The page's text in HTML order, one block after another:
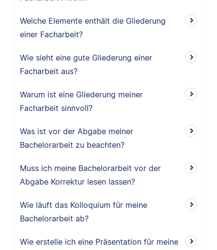
Welche Elemente enthält die Gliederung
einer Facharbeit?
Wie sieht eine gute Gliederung einer
Facharbeit aus?
Warum ist eine Gliederung meiner
Facharbeit sinnvoll?
Was ist vor der Abgabe meiner
Bachelorarbeit zu beachten?
Muss ich meine Bachelorarbeit vor der
Abgabe Korrektur lesen lassen?
Wie läuft das Kolloquium für meine
Bachelorarbeit ab?
Wie erstelle ich eine Präsentation für meine